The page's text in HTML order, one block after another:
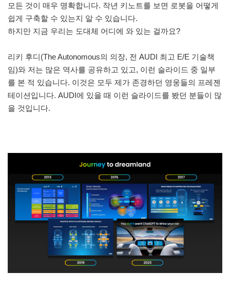
모든 것이 매우 명확합니다. 작년 키노트를 보면 로봇을 어떻게
쉽게 구축할 수 있는지 알 수 있습니다.
하지만 지금 우리는 도대체 어디에 와 있는 걸까요?
리키 후디(The Autonomous의 의장, 전 AUDI 최고 E/E 기술책
임)와 저는 많은 역사를 공유하고 있고, 이런 슬라이드 중 일부
를 본 적 있습니다. 이것은 모두 제가 존경하던 영웅들의 프레젠
테이션입니다. AUDI에 있을 때 이런 슬라이드를 봤던 분들이 많
을 것입니다.